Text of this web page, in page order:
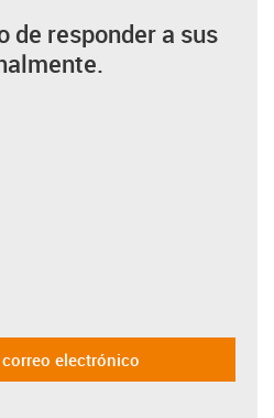
de responder a sus
electrónico